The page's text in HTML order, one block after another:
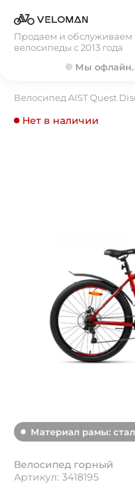
Продаем и обслуживаем
велосипеды с 2013 года
Мы офлайн.
Велосипед AIST Quest
Нет в наличии
Материал рамы:
Велосипед горный
Артикул: 3418195